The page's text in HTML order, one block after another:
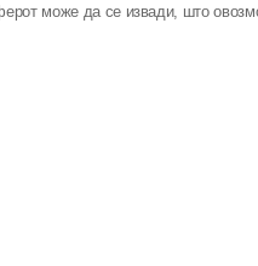
може да се извади, што